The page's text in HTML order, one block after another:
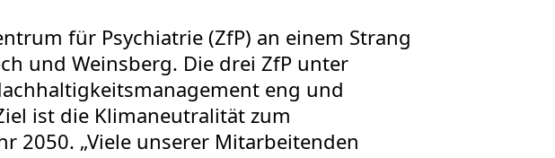
für Psychiatrie (ZfP) an einem Strang
und Weinsberg. Die drei ZfP unter
eng und
ist die Klimaneutralität zum
2050. „Viele unserer Mitarbeitenden